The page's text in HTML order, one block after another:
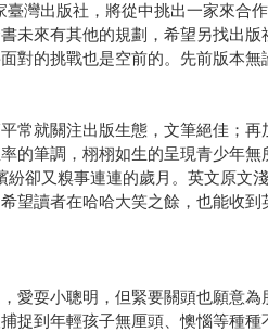
灣出版社，將從中挑出一家來合
來有其他的規劃，希望另找出
的挑戰也是空前的。先前版本
就關注出版生態，文筆絕佳；
筆調，栩栩如生的呈現青少年
卻又糗事連連的歲月。英文原文
讀者在哈哈大笑之餘，也能收到
愛耍小聰明，但緊要關頭也願意
到年輕孩子無厘頭、懊惱等種種